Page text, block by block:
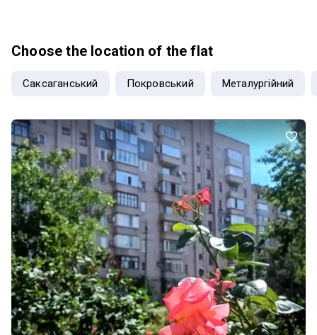
Choose the location of the flat
Саксаганський Покровський Металургійний